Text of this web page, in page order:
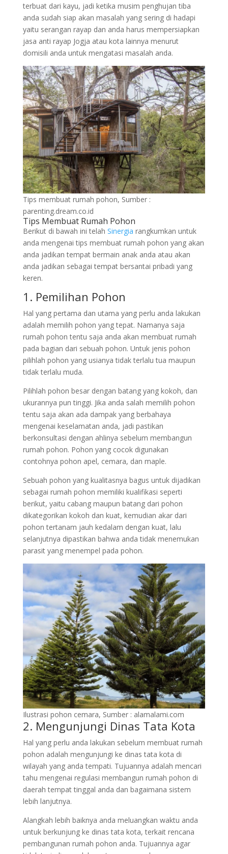
terbuat dari kayu, jadi ketika musim penghujan tiba
anda sudah siap akan masalah yang sering di hadapi
yaitu serangan rayap dan anda harus mempersiapkan
jasa anti rayap Jogja atau kota lainnya menurut
domisili anda untuk mengatasi masalah anda.
Tips membuat rumah pohon, Sumber :
parenting.dream.co.id
Tips Membuat Rumah Pohon
Berikut di bawah ini telah Sinergia rangkumkan untuk
anda mengenai tips membuat rumah pohon yang akan
anda jadikan tempat bermain anak anda atau akan
anda jadikan sebagai tempat bersantai pribadi yang
keren.
1. Pemilihan Pohon
Hal yang pertama dan utama yang perlu anda lakukan
adalah memilih pohon yang tepat. Namanya saja
rumah pohon tentu saja anda akan membuat rumah
pada bagian dari sebuah pohon. Untuk jenis pohon
pilihlah pohon yang usianya tidak terlalu tua maupun
tidak terlalu muda.
Pilihlah pohon besar dengan batang yang kokoh, dan
ukurannya pun tinggi. Jika anda salah memilih pohon
tentu saja akan ada dampak yang berbahaya
mengenai keselamatan anda, jadi pastikan
berkonsultasi dengan ahlinya sebelum membangun
rumah pohon. Pohon yang cocok digunakan
contohnya pohon apel, cemara, dan maple.
Sebuah pohon yang kualitasnya bagus untuk dijadikan
sebagai rumah pohon memiliki kualifikasi seperti
berikut, yaitu cabang maupun batang dari pohon
dikategorikan kokoh dan kuat, kemudian akar dari
pohon tertanam jauh kedalam dengan kuat, lalu
selanjutnya dipastikan bahwa anda tidak menemukan
parasit yang menempel pada pohon.
Ilustrasi pohon cemara, Sumber : alamalami.com
2. Mengunjungi Dinas Tata Kota
Hal yang perlu anda lakukan sebelum membuat rumah
pohon adalah mengunjungi ke dinas tata kota di
wilayah yang anda tempati. Tujuannya adalah mencari
tahu mengenai regulasi membangun rumah pohon di
daerah tempat tinggal anda dan bagaimana sistem
lebih lanjutnya.
Alangkah lebih baiknya anda meluangkan waktu anda
untuk berkunjung ke dinas tata kota, terkait rencana
pembangunan rumah pohon anda. Tujuannya agar